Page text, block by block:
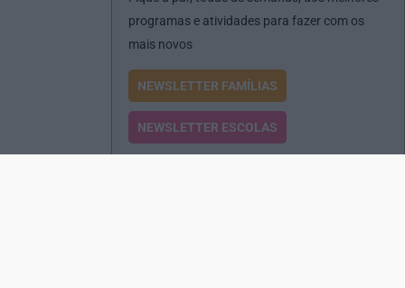
programas e atividades para fazer com os
mais novos
NEWSLETTER FAMÍLIAS
NEWSLETTER ESCOLAS